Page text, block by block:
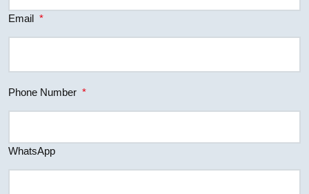
Email *
Phone Number *
WhatsApp